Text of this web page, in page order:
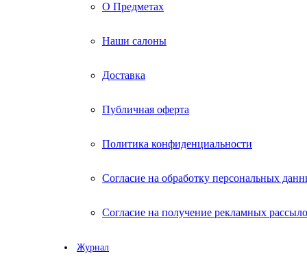
О Предметах
Наши салоны
Доставка
Публичная оферта
Политика конфиденциальности
Согласие на обработку персональных
Согласие на получение рекламных
Журнал